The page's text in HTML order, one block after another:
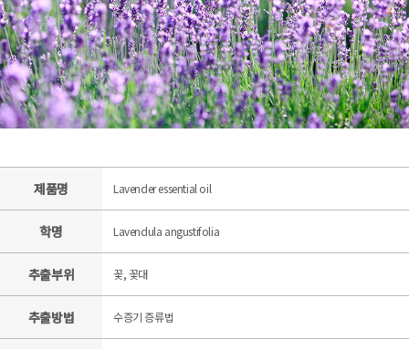
제품명 Lavender essential oil
학명 Lavendula angustifolia
추출부위 꽃, 꽃대
추출방법 수증기 증류법